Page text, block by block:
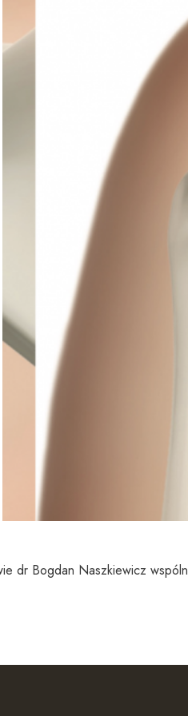
dr Bogdan Naszkiewicz